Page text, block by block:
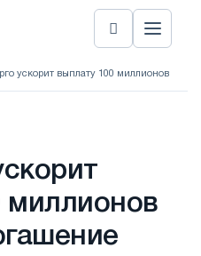
ускорит выплату 100 миллионов
миллионов